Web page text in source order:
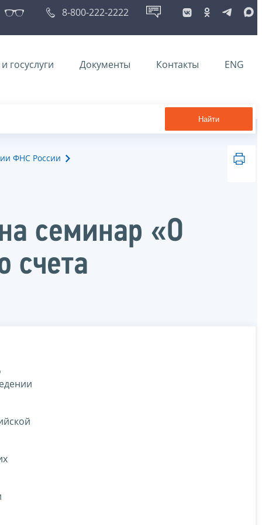
8-800-222-2222
госуслуги Документы Контакты ENG
Найти
ФНС России
семинар «О
счета